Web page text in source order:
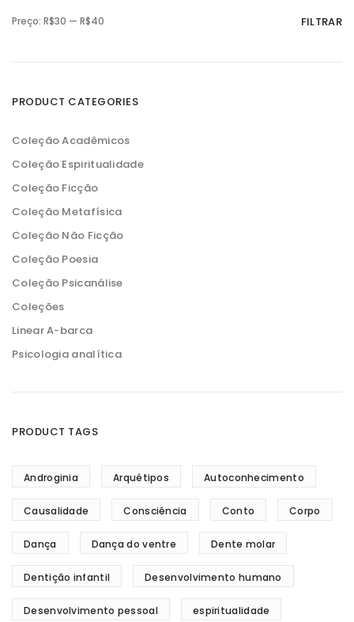
P
r
o
n
i
P
r
o
x
i
FILTRAR
Preço: R$30 — R$40
PRODUCT CATEGORIES
Coleção Acadêmicos
Coleção Espiritualidade
Coleção Ficção
Coleção Metafísica
Coleção Não Ficção
Coleção Poesia
Coleção Psicanálise
Coleções
Linear A-barca
Psicologia analítica
PRODUCT TAGS
Androginia Arquétipos Autoconhecimento
Causalidade Consciência Conto Corpo
Dança Dança do ventre Dente molar
Dentição infantil Desenvolvimento humano
Desenvolvimento pessoal espiritualidade